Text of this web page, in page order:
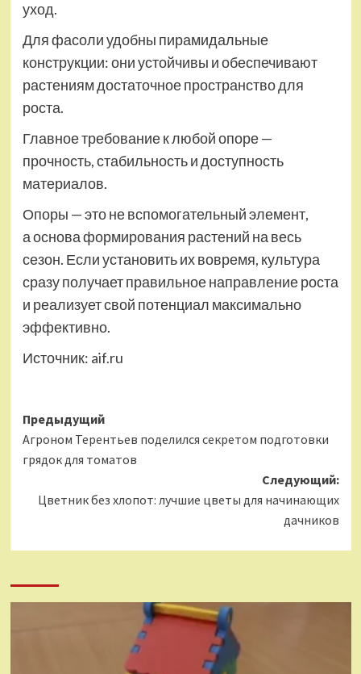
уход.
Для фасоли удобны пирамидальные
конструкции: они устойчивы и обеспечивают
растениям достаточное пространство для
роста.
Главное требование к любой опоре —
прочность, стабильность и доступность
материалов.
Опоры — это не вспомогательный элемент,
а основа формирования растений на весь
сезон. Если установить их вовремя, культура
сразу получает правильное направление роста
и реализует свой потенциал максимально
эффективно.
Источник: aif.ru
Навигация
записи
Предыдущий
Агроном Терентьев поделился секретом подготовки
грядок для томатов
Следующий:
Цветник без хлопот: лучшие цветы для начинающих
дачников